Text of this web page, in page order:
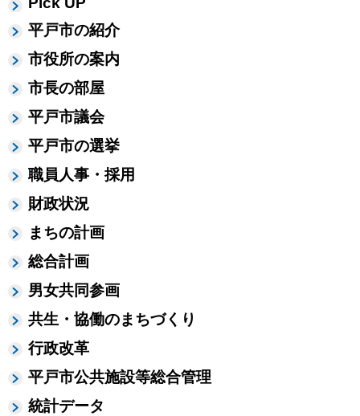
平戸市の紹介
市役所の案内
市長の部屋
平戸市議会
平戸市の選挙
職員人事・採用
財政状況
まちの計画
総合計画
男女共同参画
共生・協働のまちづくり
行政改革
平戸市公共施設等総合管理
統計データ